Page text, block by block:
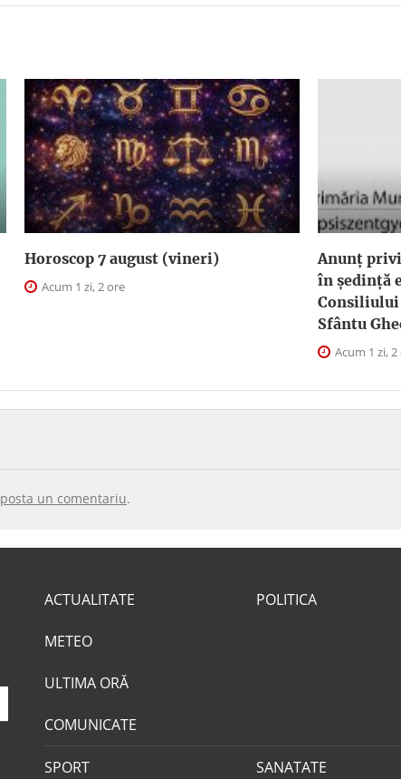
Horoscop 7 august (vineri)
Acum 1 zi, 2 ore
Anunţ
în şedinţă
Sfântu
Acum 1 zi, 2
posta un comentariu.
ACTUALITATE
METEO
ULTIMA ORĂ
COMUNICATE
POLITICA
SPORT SANATATE